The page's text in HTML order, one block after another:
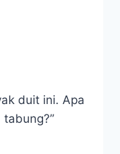
duit ini. Apa